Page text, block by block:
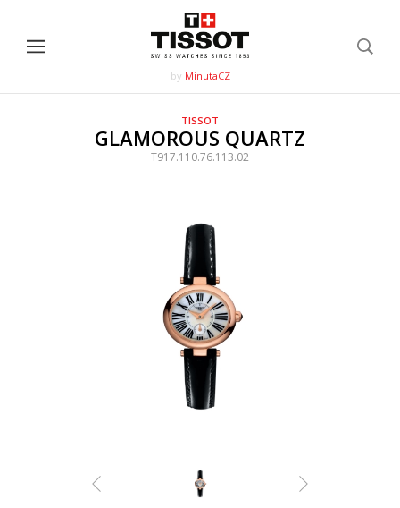
by MinutaCZ
TISSOT
GLAMOROUS QUARTZ
T917.110.76.113.02